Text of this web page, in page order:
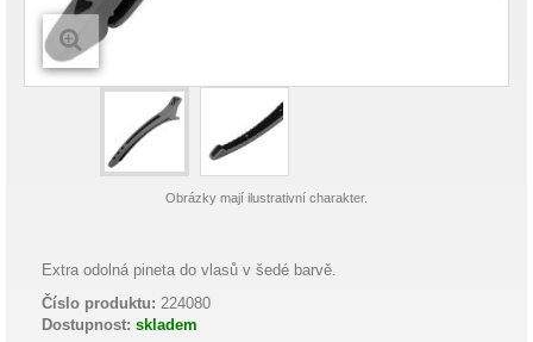
Obrázky mají ilustrativní charakter.
Extra odolná pineta do vlasů v šedé barvě.
Číslo produktu: 224080
Dostupnost: skladem